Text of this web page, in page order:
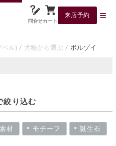
問合せカート
来店予約
ベル) 犬種から選ぶ ボルゾイ
絞り込む
素材 モチーフ 誕生石